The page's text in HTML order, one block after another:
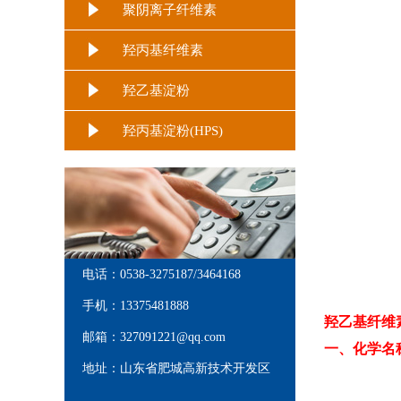
聚阴离子纤维素
羟丙基纤维素
羟乙基淀粉
羟丙基淀粉(HPS)
电话：0538-3275187/3464168
手机：13375481888
邮箱：327091221@qq.com
地址：山东省肥城高新技术开发区
羟乙基纤
一、化学名